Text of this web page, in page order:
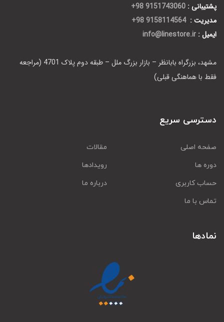
پشتیبانی : 9151743060 98+
مدیریت : 9158114564 98+
ایمیل : info@linestore.ir
مشهد، بزرگراه بابانظر – بازار بزرگ ملل – طبقه دوم پلاک 4701 (مراجعه
فقط با هماهنگی قبلی)
دسترسی سریع
صفحه اصلی
مقالات
دوره ها
رویدادها
حساب کاربری
درباره ما
تماس با ما
نمادها